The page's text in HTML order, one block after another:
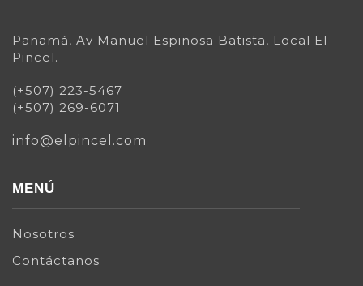
Panamá, Av Manuel Espinosa Batista, Local El
Pincel.
(+507) 223-5467
(+507) 269-6071
info@elpincel.com
MENÚ
Nosotros
Contáctanos